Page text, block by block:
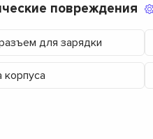
повреждения
для зарядки